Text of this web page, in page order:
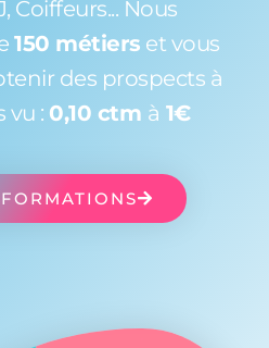
Coiffeurs... Nous
150 métiers et vous
des prospects à
vu : 0,10 ctm à 1€